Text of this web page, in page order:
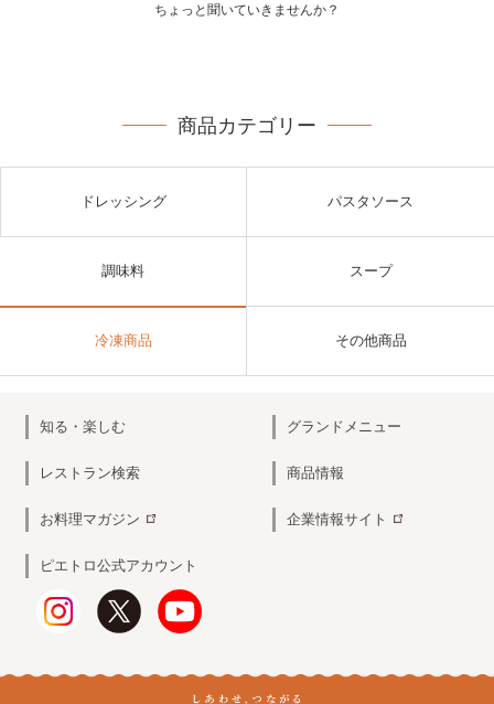
ちょっと聞いていきませんか？
商品カテゴリー
ドレッシング パスタソース
調味料 スープ
冷凍商品 その他商品
知る・楽しむ グランドメニュー
レストラン検索 商品情報
お料理マガジン 企業情報サイト
ピエトロ公式アカウント